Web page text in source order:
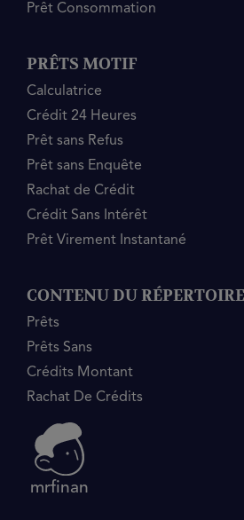
Prêt Consommation
PRÊTS MOTIF
Calculatrice
Crédit 24 Heures
Prêt sans Refus
Prêt sans Enquête
Rachat de Crédit
Crédit Sans Intérêt
Prêt Virement Instantané
CONTENU DU RÉPERTOIRE
Prêts
Prêts Sans
Crédits Montant
Rachat De Crédits
mrfinan